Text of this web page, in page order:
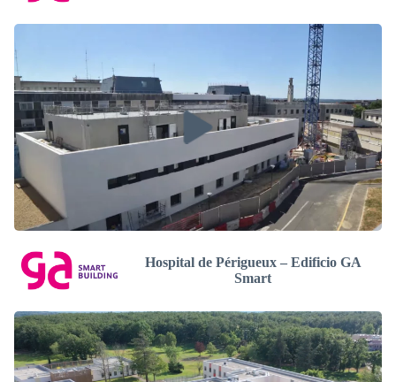
Hospital de Périgueux – Edificio GA
Smart